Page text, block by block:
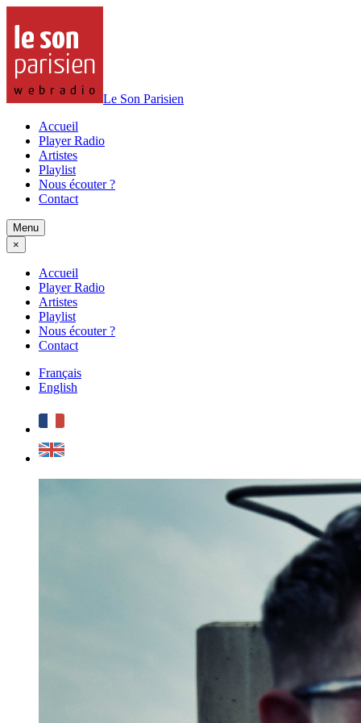
Le Son Parisien
Accueil
Player Radio
Artistes
Playlist
Nous écouter ?
Contact
Menu
×
Accueil
Player Radio
Artistes
Playlist
Nous écouter ?
Contact
Français
English